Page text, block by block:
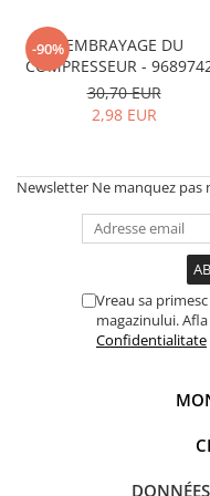
-90%EMBRAYAGE DU
COMPRESSEUR -
30,70 EUR
2,98 EUR
Newsletter Ne manquez
Vreau sa
magazinului.
Confidentialitate